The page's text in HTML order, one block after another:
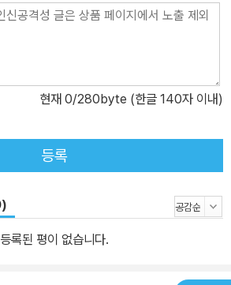
현재 0/280byte (한글 140자 이내)
등록
등록된 평이 없습니다.